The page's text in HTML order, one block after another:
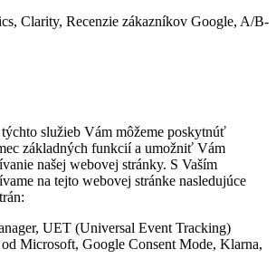
Clarity, Recenzie zákazníkov Google, A/B-
služieb Vám môžeme poskytnúť
základných funkcií a umožniť Vám
našej webovej stránky. S Vaším
na tejto webovej stránke nasledujúce
UET (Universal Event Tracking)
Microsoft, Google Consent Mode, Klarna,